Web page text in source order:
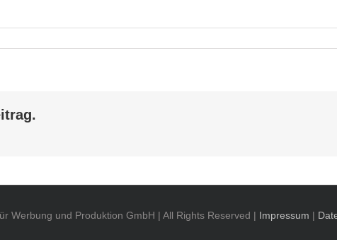
Werbung und Produktion GmbH | All Rights Reserved | Impressum |